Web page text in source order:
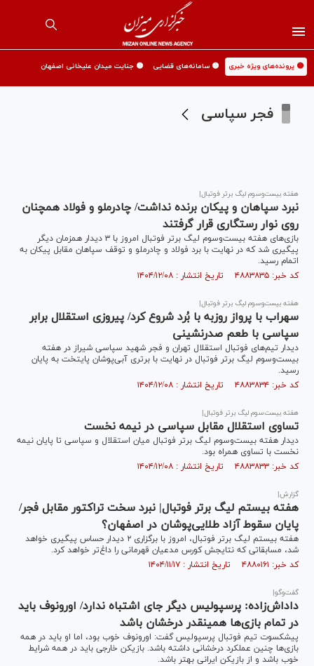
🟡 پرونده‌های ویژه خبری 🟡 سامانه‌های قضایی 🟡 جنایت میدان علیخانی اصفهان
فجر سپاسی
هفته بیست‌وسوم لیگ برتر فوتبال|
نبرد سپاهان و پیکان برنده نداشت/ چادرملو و فولاد همچنان
روی نوار رستگاری قرار گرفتند
بازی‌های هفته بیست‌وسوم لیگ برتر فوتبال امروز با ۳ دیدار همزمان دیگر
پیگیری شد که در نهایت با برد فولاد و چادرملو و توقف سپاهان مقابل پیکان به
اتمام رسید.
کد خبر: ۴۸۸۳۸۳۵ تاریخ انتشار : ۱۴۰۴/۱۲/۰۸
هفته بیست‌وسوم لیگ برتر فوتبال|
سهراب با پرواز روزبه با بُرد شروع کرد/ پیروزی استقلال برابر
سپاسی با طعم صدرنشینی
دیدار تیم‌های فوتبال استقلال تهران و فجر شهید سپاسی شیراز در هفته
بیست‌وسوم لیگ برتر فوتبال در نهایت با برتری آبی‌پوشان پایتخت به پایان
رسید.
کد خبر: ۴۸۸۳۸۳۴ تاریخ انتشار : ۱۴۰۴/۱۲/۰۸
هفته بیست‌سوم لیگ برتر فوتبال|
تساوی استقلال مقابل سپاسی در نیمه نخست
دیدار هفته بیست‌وسوم لیگ برتر فوتبال میان استقلال و سپاسی تا پایان نیمه
نخست با تساوی همراه بود.
کد خبر: ۴۸۸۳۸۳۳ تاریخ انتشار : ۱۴۰۴/۱۲/۰۸
گزارش|
هفته بیستم لیگ برتر فوتبال| نبرد سخت تراکتور مقابل فجر/
پایان سقوط آزاد طلایی‌پوشان در اصفهان؟
هفته بیستم لیگ برتر فوتبال، امروز با برگزاری ۲ دیدار حساس پیگیری خواهد
شد، مسابقاتی که نتایجش کورس مدعیان قهرمانی را داغ‌تر خواهد کرد.
کد خبر: ۴۸۸۰۱۶۱ تاریخ انتشار : ۱۴۰۴/۱۱/۱۷
گفت‌وگو|
داداش‌زاده: پرسپولیس دیگر جای اشتباه ندارد/ اورونوف باید
در تمام بازی‌ها همینقدر درخشان باشد
پیشکسوت تیم فوتبال پرسپولیس گفت: اورونوف خوب بود، اما او باید در همه
بازی‌ها چنین عملکرد درخشانی داشته باشد. بازیکن خارجی باید در همه شرایط
خوب باشد و از بازیکن ایرانی بهتر باشد.